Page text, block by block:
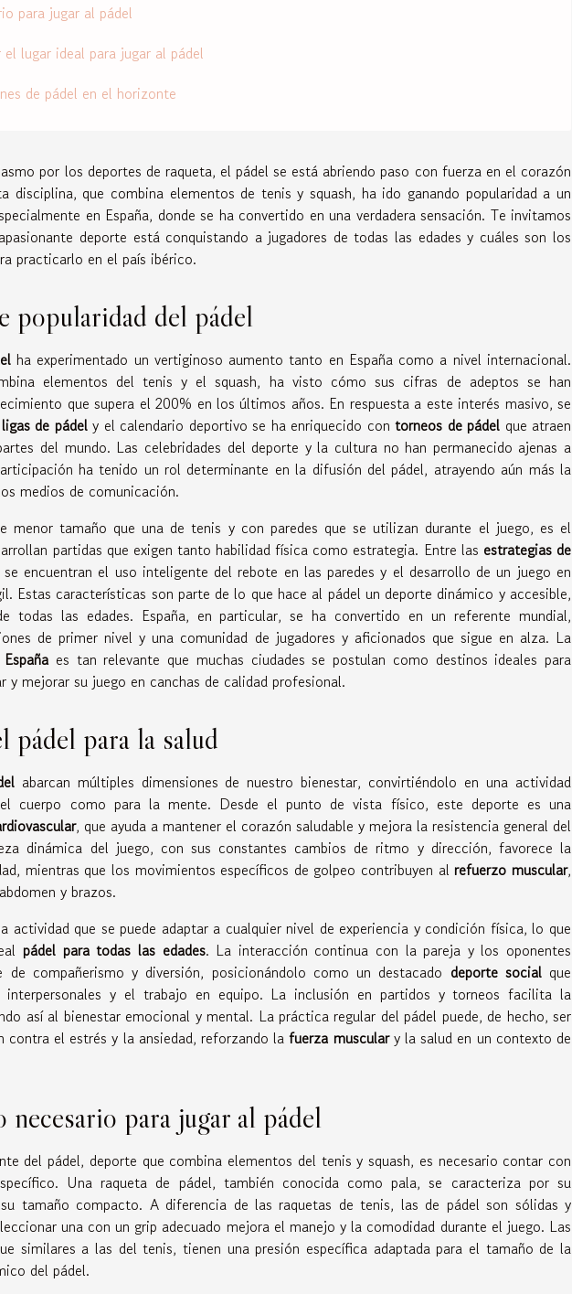
para jugar al pádel
lugar ideal para jugar al pádel
de pádel en el horizonte
por los deportes de raqueta, el pádel se está abriendo paso con fuerza en el corazón
disciplina, que combina elementos de tenis y squash, ha ido ganando popularidad a un
en España, donde se ha convertido en una verdadera sensación. Te invitamos
deporte está conquistando a jugadores de todas las edades y cuáles son los
practicarlo en el país ibérico.
popularidad del pádel
ha experimentado un vertiginoso aumento tanto en España como a nivel internacional.
elementos del tenis y el squash, ha visto cómo sus cifras de adeptos se han
que supera el 200% en los últimos años. En respuesta a este interés masivo, se
ligas de pádely el calendario deportivo se ha enriquecido con torneos de pádel que atraen
del mundo. Las celebridades del deporte y la cultura no han permanecido ajenas a
ha tenido un rol determinante en la difusión del pádel, atrayendo aún más la
medios de comunicación.
menor tamaño que una de tenis y con paredes que se utilizan durante el juego, es el
partidas que exigen tanto habilidad física como estrategia. Entre las estrategias de
se encuentran el uso inteligente del rebote en las paredes y el desarrollo de un juego en
Estas características son parte de lo que hace al pádel un deporte dinámico y accesible,
todas las edades. España, en particular, se ha convertido en un referente mundial,
de primer nivel y una comunidad de jugadores y aficionados que sigue en alza. La
es tan relevante que muchas ciudades se postulan como destinos ideales para
y mejorar su juego en canchas de calidad profesional.
pádel para la salud
abarcan múltiples dimensiones de nuestro bienestar, convirtiéndolo en una actividad
cuerpo como para la mente. Desde el punto de vista físico, este deporte es una
, que ayuda a mantener el corazón saludable y mejora la resistencia general del
dinámica del juego, con sus constantes cambios de ritmo y dirección, favorece la
mientras que los movimientos específicos de golpeo contribuyen al refuerzo muscular,
y brazos.
actividad que se puede adaptar a cualquier nivel de experiencia y condición física, lo que
pádel para todas las edades. La interacción continua con la pareja y los oponentes
de compañerismo y diversión, posicionándolo como un destacado deporte socialque
interpersonales y el trabajo en equipo. La inclusión en partidos y torneos facilita la
así al bienestar emocional y mental. La práctica regular del pádel puede, de hecho, ser
contra el estrés y la ansiedad, reforzando lafuerza musculary la salud en un contexto de
necesario para jugar al pádel
del pádel, deporte que combina elementos del tenis y squash, es necesario contar con
Una raqueta de pádel, también conocida como pala, se caracteriza por su
tamaño compacto. A diferencia de las raquetas de tenis, las de pádel son sólidas y
una con un grip adecuado mejora el manejo y la comodidad durante el juego. Las
similares a las del tenis, tienen una presión específica adaptada para el tamaño de la
del pádel.